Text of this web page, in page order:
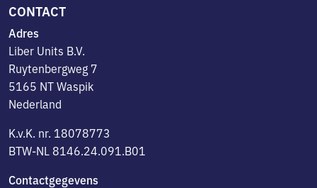
CONTACT
Adres
Liber Units B.V.
Ruytenbergweg 7
5165 NT Waspik
Nederland
K.v.K. nr. 18078773
BTW-NL 8146.24.091.B01
Contactgegevens